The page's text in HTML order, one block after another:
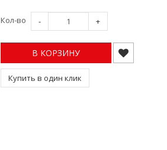
Кол-во - +
В КОРЗИНУ
Купить в один клик